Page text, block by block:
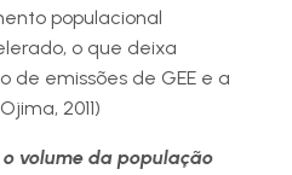
populacional
o que deixa
de emissões de GEE e a
2011)
o volume da população